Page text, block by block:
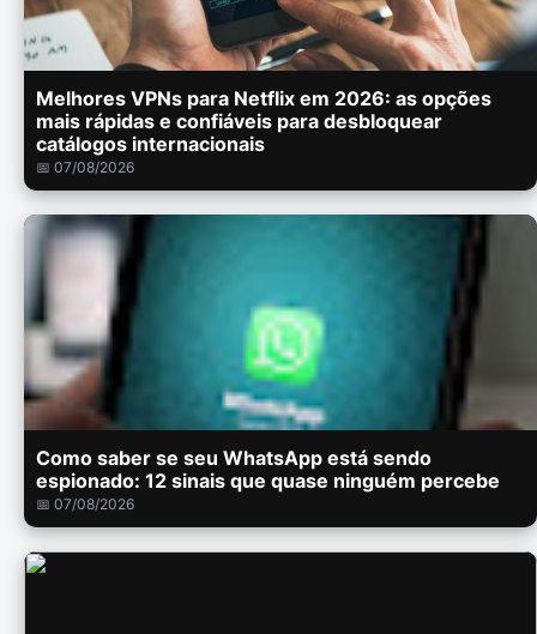
Melhores VPNs para Netflix em 2026: as opções
mais rápidas e confiáveis para desbloquear
catálogos internacionais
📅 07/08/2026
Como saber se seu WhatsApp está sendo
espionado: 12 sinais que quase ninguém percebe
📅 07/08/2026